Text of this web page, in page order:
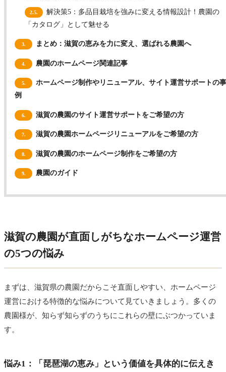
2.5.
解決策5：多品目栽培を強みに変える情報設計！農園の
「カタログ」として魅せる
3. まとめ：滋賀の恵みを力に変え、選ばれる農園へ
4. 農園のホームページ関連記事
5.
ホームページ制作やリニューアル、サイト運営サポートの
例
6. 滋賀の農園のサイト運営サポートをご希望の方
7. 滋賀の農園ホームページリニューアルをご希望の方
8. 滋賀の農園のホームページ制作をご希望の方
9. 農園のガイド
滋賀の農園が直面しがちなホームページ運営
の5つの悩み
まずは、滋賀県の農園だからこそ直面しやすい、ホームページ
運営における特徴的な悩みについて見ていきましょう。多くの
農園様が、知らず知らずのうちにこれらの壁にぶつかっていま
す。
悩み1：「琵琶湖の恵み」という価値を具体的に伝えき